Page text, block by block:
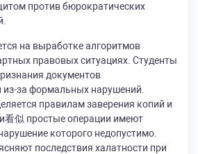
против бюрократических
на выработке алгоритмов
правовых ситуациях. Студенты
документов
за формальных нарушений.
правилам заверения копий и
看似 простые операции имеют
которого недопустимо.
последствия халатности при